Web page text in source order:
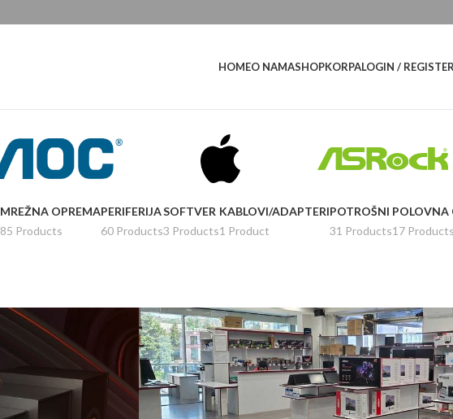
HOMEO NAMASHOPKORPALOGIN / REGISTER
MREŽNA OPREMA
85 Products
PERIFERIJA
60 Products
SOFTVER
3 Products
KABLOVI/ADAPTERI
1 Product
POTROŠNI
31 Products
POLOVNA
17 Products